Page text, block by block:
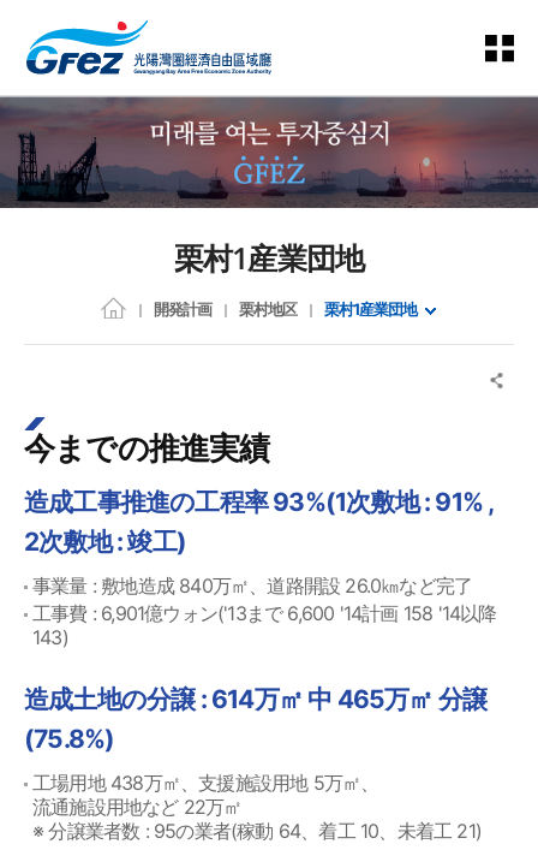
栗村1産業団地
開発計画 栗村地区 栗村1産業団地
今までの推進実績
造成工事推進の工程率 93%(1次敷地 : 91% ,
2次敷地 : 竣工)
事業量 : 敷地造成 840万㎡、道路開設 26.0㎞など完了
工事費 : 6,901億ウォン('13まで 6,600 '14計画 158 '14以降
143)
造成土地の分譲 : 614万㎡ 中 465万㎡ 分譲
(75.8%)
工場用地 438万㎡、支援施設用地 5万㎡、
流通施設用地など 22万㎡
※ 分譲業者数 : 95の業者(稼動 64、着工 10、未着工 21)